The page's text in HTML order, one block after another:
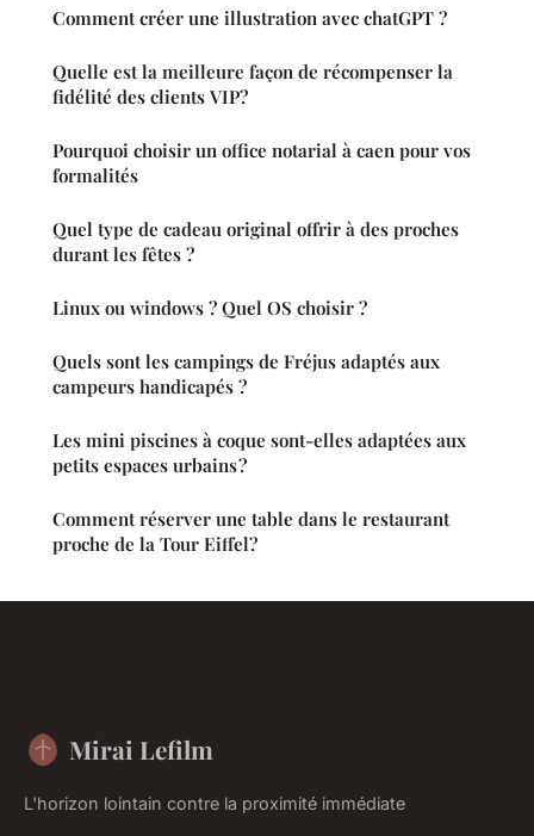
Comment créer une illustration avec chatGPT ?
Quelle est la meilleure façon de récompenser la
fidélité des clients VIP?
Pourquoi choisir un office notarial à caen pour vos
formalités
Quel type de cadeau original offrir à des proches
durant les fêtes ?
Linux ou windows ? Quel OS choisir ?
Quels sont les campings de Fréjus adaptés aux
campeurs handicapés ?
Les mini piscines à coque sont-elles adaptées aux
petits espaces urbains ?
Comment réserver une table dans le restaurant
proche de la Tour Eiffel?
Mirai Lefilm
L'horizon lointain contre la proximité immédiate